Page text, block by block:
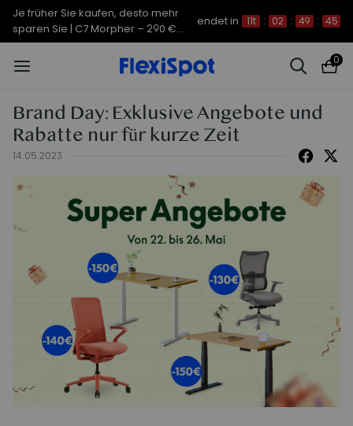
Je früher Sie kaufen, desto mehr
sparen Sie | C7 Morpher – 290 €
Rabatt
endet in 11t : 02 : 49 : 44
0
Brand Day: Exklusive Angebote und
Rabatte nur für kurze Zeit
14.05.2023